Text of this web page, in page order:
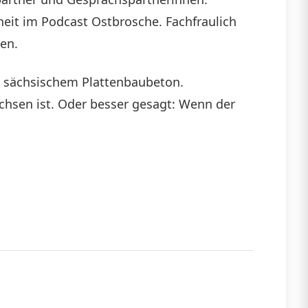
die
im Podcast Ostbrosche. Fachfraulich
Plattenbaubeton.
ist. Oder besser gesagt: Wenn der